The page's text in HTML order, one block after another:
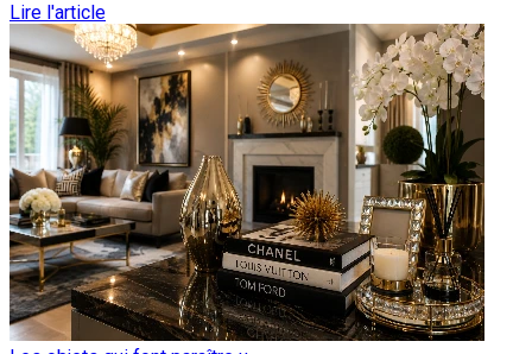
Lire l'article